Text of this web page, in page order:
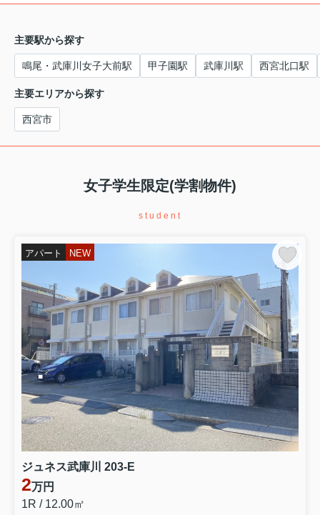
主要駅から探す
鳴尾・武庫川女子大前駅 甲子園駅 武庫川駅 西宮北口駅
主要エリアから探す
西宮市
女子学生限定(学割物件)
student
アパート NEW
ジュネス武庫川 203-E
2万円
1R / 12.00㎡